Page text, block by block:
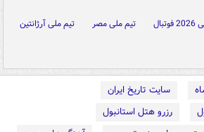
تیم ملی مصر
تیم ملی آرژانتین
سایت تاریخ ایران
رزرو هتل استانبول